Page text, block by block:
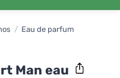
/ Eau de parfum
Man eau